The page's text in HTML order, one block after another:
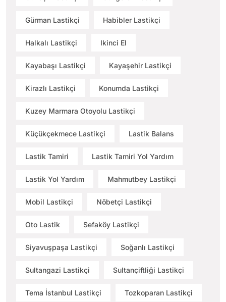
Gürman Lastikçi Habibler Lastikçi
Halkalı Lastikçi Ikinci El
Kayabaşı Lastikçi Kayaşehir Lastikçi
Kirazlı Lastikçi Konumda Lastikçi
Kuzey Marmara Otoyolu Lastikçi
Küçükçekmece Lastikçi Lastik Balans
Lastik Tamiri Lastik Tamiri Yol Yardım
Lastik Yol Yardım Mahmutbey Lastikçi
Mobil Lastikçi Nöbetçi Lastikçi
Oto Lastik Sefaköy Lastikçi
Siyavuşpaşa Lastikçi Soğanlı Lastikçi
Sultangazi Lastikçi Sultançiftliği Lastikçi
Tema İstanbul Lastikçi Tozkoparan Lastikçi